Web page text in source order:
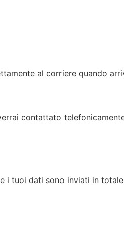
al corriere quando
contattato
i tuoi dati sono inviati in